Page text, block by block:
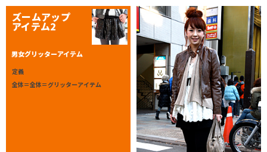
ズームアップ
アイテム2
男女グリッターアイテム
定義
全体＝全体＝グリッターアイテム